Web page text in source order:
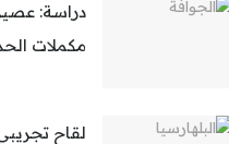
دراسة:
مكملات
لقاح